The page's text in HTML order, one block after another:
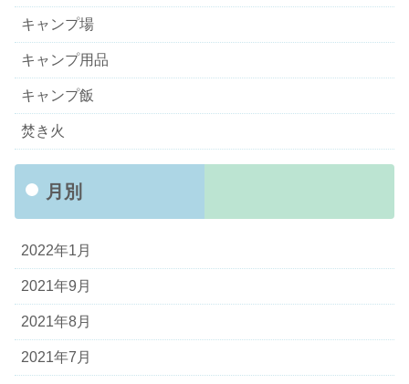
キャンプ場
キャンプ用品
キャンプ飯
焚き火
月別
2022年1月
2021年9月
2021年8月
2021年7月